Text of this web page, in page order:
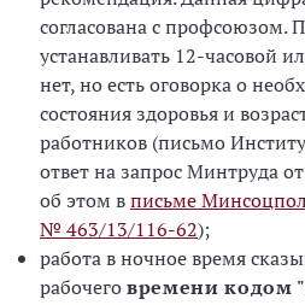
согласована с профсоюзом.
устанавливать 12-часовой
нет, но есть оговорка о
состояния здоровья и
работников (письмо
ответ на запрос Минтруда
об этом вписьме
№ 463/13/116-62);
работа в ночное время
рабочеговремени кодом